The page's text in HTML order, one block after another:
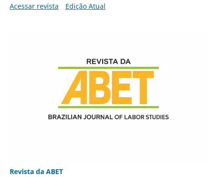
Acessar revista Edição Atual
Revista da ABET